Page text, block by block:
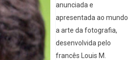
anunciada e
apresentada ao mundo
a arte da fotografia,
desenvolvida pelo
francês Louis M.